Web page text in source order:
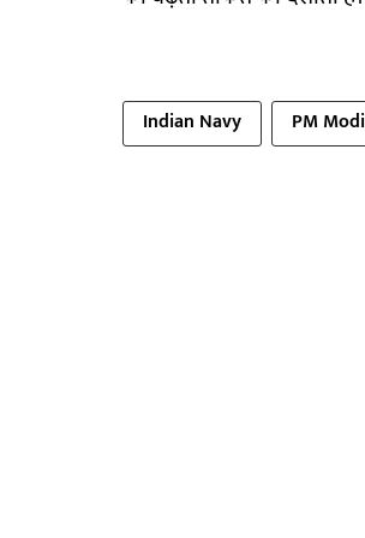
Indian Navy PM Modi